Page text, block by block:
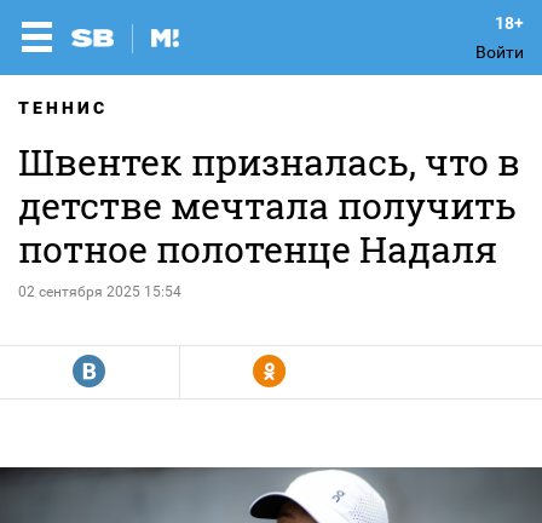
Войти
ТЕННИС
Швентек призналась, что в
детстве мечтала получить
потное полотенце Надаля
02 сентября 2025 15:54
R Y